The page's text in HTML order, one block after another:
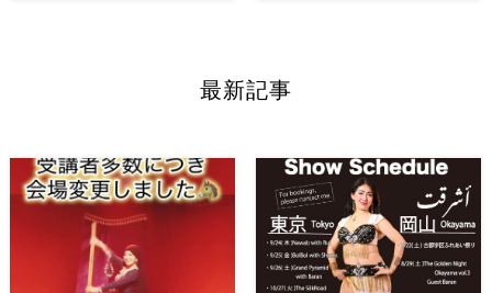
で踊らせ
した
第 […]
第二回目のゲストは、
生の踊り […]
最新記事